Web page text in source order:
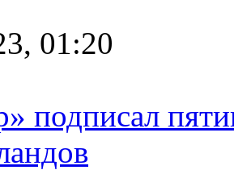
01:20
подписал